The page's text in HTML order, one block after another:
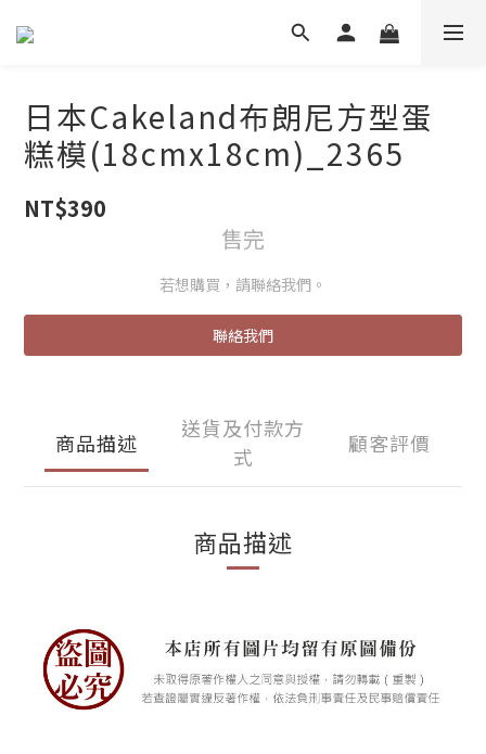
日本Cakeland布朗尼方型蛋
糕模(18cmx18cm)_2365
NT$390
售完
若想購買，請聯絡我們。
聯絡我們
商品描述
送貨及付款方
式
顧客評價
商品描述